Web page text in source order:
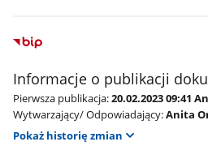
Informacje o publikacji
Pierwsza publikacja:20.02.2023 09:41
Wytwarzający/ Odpowiadający:Anita
Pokaż historię zmian